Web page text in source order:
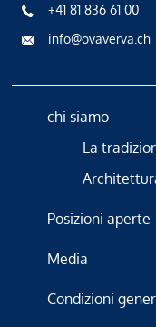
+41 81 836 61 00
info@ovaverva.ch
chi siamo
La
Posizioni aperte
Media
Condizioni